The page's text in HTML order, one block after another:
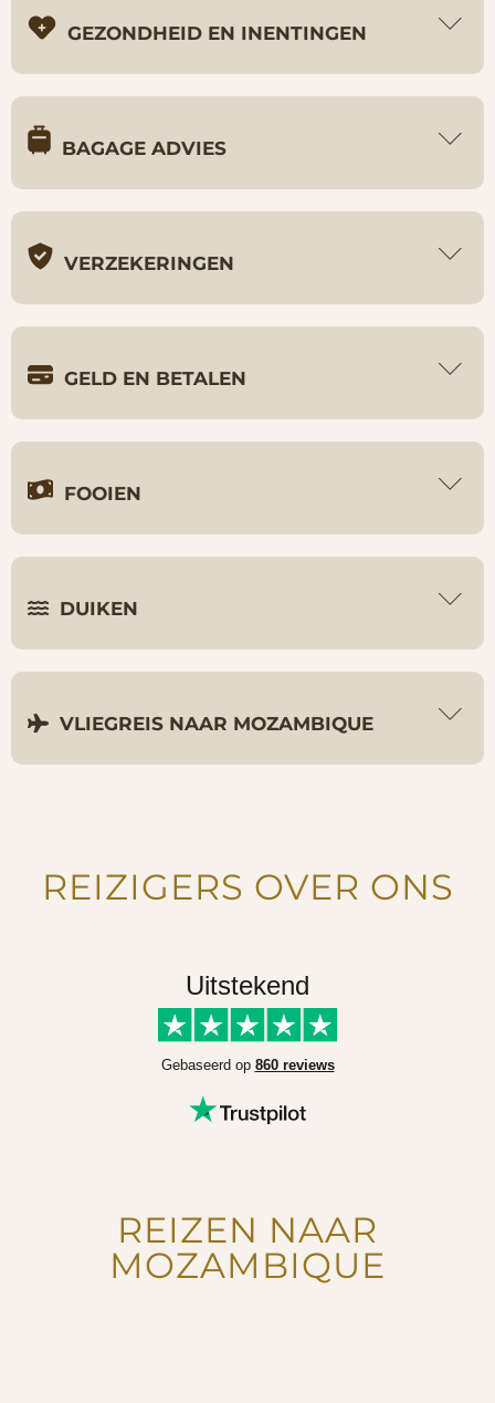
GEZONDHEID EN INENTINGEN
BAGAGE ADVIES
VERZEKERINGEN
GELD EN BETALEN
FOOIEN
DUIKEN
VLIEGREIS NAAR MOZAMBIQUE
REIZIGERS OVER ONS
Uitstekend
Gebaseerd op 860 reviews
REIZEN NAAR
MOZAMBIQUE